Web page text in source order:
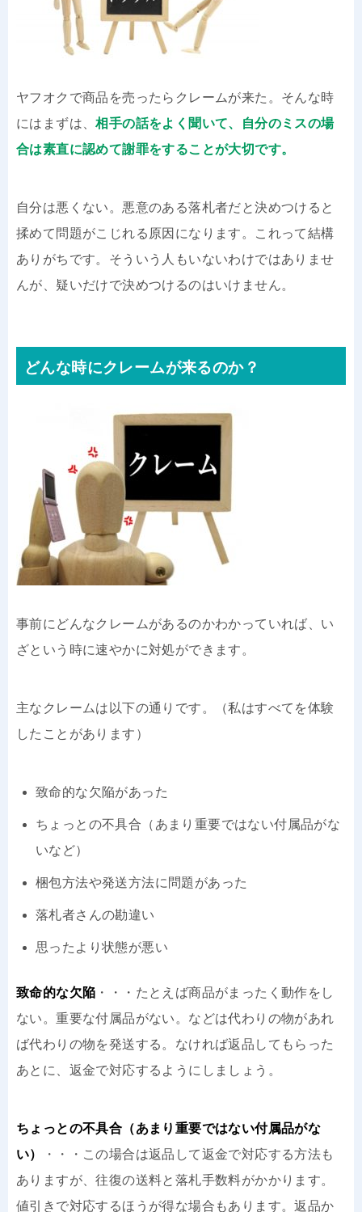
ヤフオクで商品を売ったらクレームが来た。そんな時
にはまずは、相手の話をよく聞いて、自分のミスの場
合は素直に認めて謝罪をすることが大切です。
自分は悪くない。悪意のある落札者だと決めつけると
揉めて問題がこじれる原因になります。これって結構
ありがちです。そういう人もいないわけではありませ
んが、疑いだけで決めつけるのはいけません。
どんな時にクレームが来るのか？
事前にどんなクレームがあるのかわかっていれば、い
ざという時に速やかに対処ができます。
主なクレームは以下の通りです。（私はすべてを体験
したことがあります）
致命的な欠陥があった
ちょっとの不具合（あまり重要ではない付属品がな
いなど）
梱包方法や発送方法に問題があった
落札者さんの勘違い
思ったより状態が悪い
致命的な欠陥 ・・・たとえば商品がまったく動作をし
ない。重要な付属品がない。などは代わりの物があれ
ば代わりの物を発送する。なければ返品してもらった
あとに、返金で対応するようにしましょう。
ちょっとの不具合（あまり重要ではない付属品がな
い）
・・・この場合は返品して返金で対応する方法も
ありますが、往復の送料と落札手数料がかかります。
値引きで対応するほうが得な場合もあります。返品か